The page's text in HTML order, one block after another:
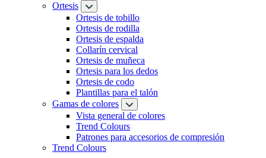
Ortesis
Ortesis de tobillo
Ortesis de rodilla
Ortesis de espalda
Collarín cervical
Ortesis de muñeca
Ortesis para los dedos
Ortesis de codo
Plantillas para el talón
Gamas de colores
Vista general de colores
Trend Colours
Patrones para accesorios de compresión
Trend Colours